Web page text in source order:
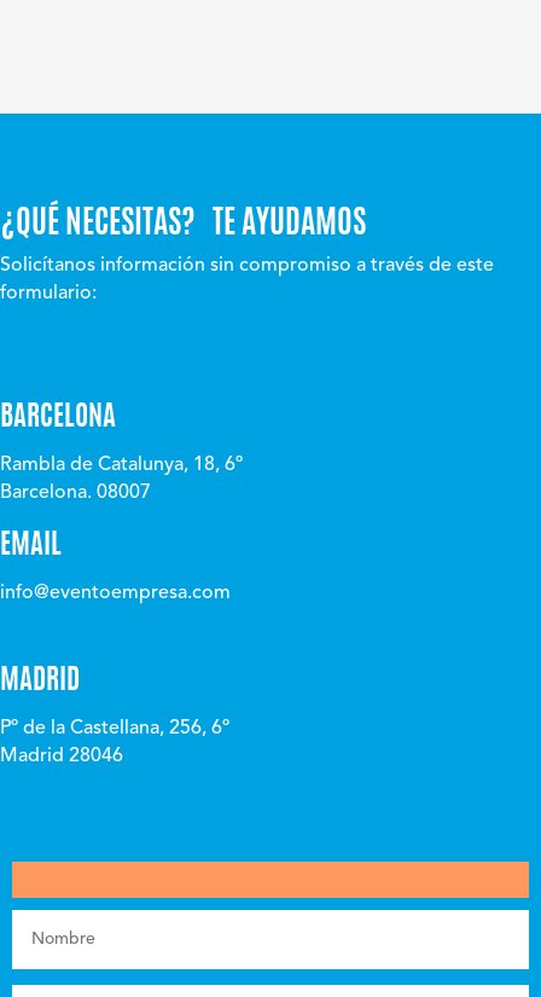
¿QUÉ NECESITAS? TE AYUDAMOS
Solicítanos información sin compromiso a través de este
formulario:
BARCELONA
Rambla de Catalunya, 18, 6º
Barcelona. 08007
EMAIL
info@eventoempresa.com
MADRID
Pº de la Castellana, 256, 6º
Madrid 28046